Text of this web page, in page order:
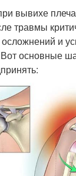
вывихе плеча
травмы
и
основные